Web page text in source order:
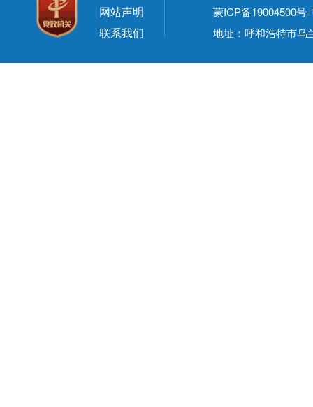
网站声明
联系我们
蒙ICP备19004500号-
地址：呼和浩特市